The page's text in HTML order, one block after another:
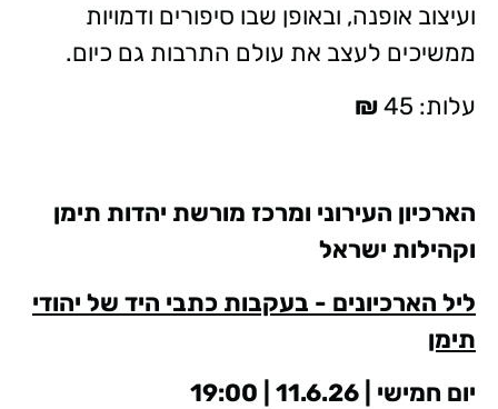
ועיצוב אופנה, ובאופן שבו סיפורים ודמויות
ממשיכים לעצב את עולם התרבות גם כיום.
עלות: 45
₪
הארכיון העירוני ומרכז מורשת יהדות תימן
וקהילות ישראל
ליל הארכיונים - בעקבות כתבי היד של יהודי
תימן
יום חמישי | 11.6.26 | 19:00